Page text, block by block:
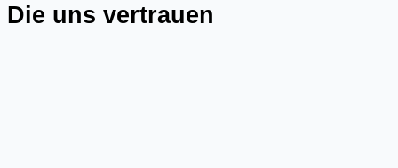
Die uns vertrauen